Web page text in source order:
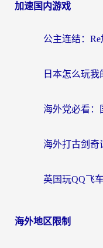
加速国内游戏
海外地区限制